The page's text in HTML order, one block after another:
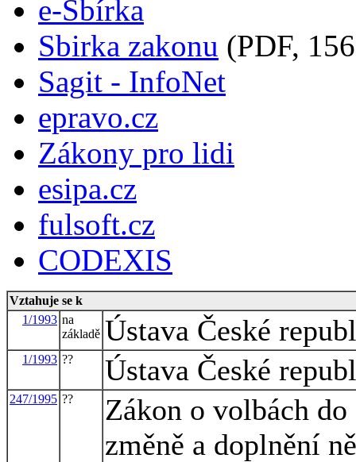
e-Sbírka
Sbirka zakonu (PDF,
Sagit - InfoNet
epravo.cz
Zákony pro lidi
esipa.cz
fulsoft.cz
CODEXIS
Vztahuje se k
1/1993 na
základě Ústava České
1/1993 ?? Ústava České
247/1995 ??
Zákon o volbách
změně a doplnění